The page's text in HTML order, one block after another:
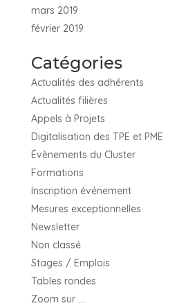
mars 2019
février 2019
Catégories
Actualités des adhérents
Actualités filières
Appels à Projets
Digitalisation des TPE et PME
Évènements du Cluster
Formations
Inscription événement
Mesures exceptionnelles
Newsletter
Non classé
Stages / Emplois
Tables rondes
Zoom sur …